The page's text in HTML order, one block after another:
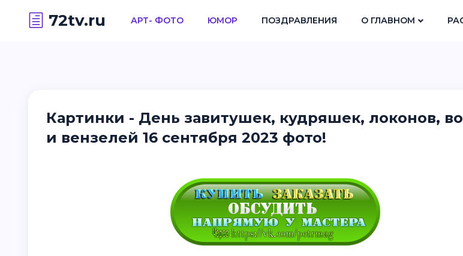
72tv.ru АРТ- ФОТО ЮМОР ПОЗДРАВЛЕНИЯ О ГЛАВНОМ
Картинки - День завитушек, кудряшек, локонов,
и вензелей 16 сентября 2023 фото!